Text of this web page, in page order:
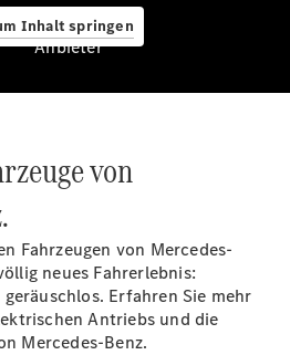
Inhalt springen
&
Betrug
für
Anbieter
von
Fahrzeugen von Mercedes-
neues Fahrerlebnis:
Erfahren Sie mehr
Antriebs und die
Mercedes-Benz.